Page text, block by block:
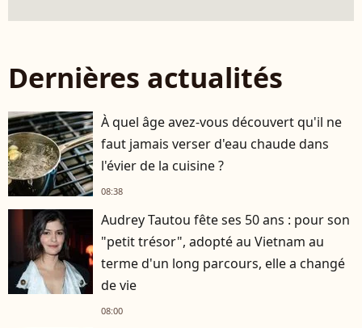
Dernières actualités
À quel âge avez-vous découvert qu'il ne
faut jamais verser d'eau chaude dans
l'évier de la cuisine ?
08:38
Audrey Tautou fête ses 50 ans : pour son
"petit trésor", adopté au Vietnam au
terme d'un long parcours, elle a changé
de vie
08:00